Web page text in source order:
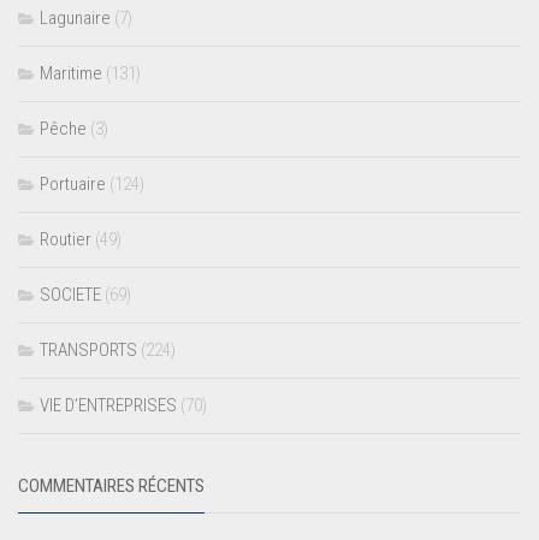
Lagunaire (7)
Maritime (131)
Pêche (3)
Portuaire (124)
Routier (49)
SOCIETE (69)
TRANSPORTS (224)
VIE D’ENTREPRISES (70)
COMMENTAIRES RÉCENTS